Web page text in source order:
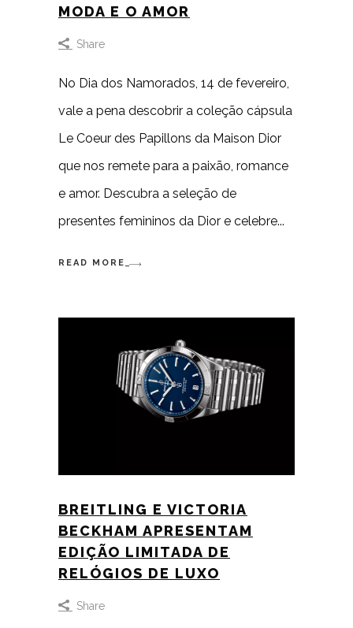
MODA E O AMOR
Share
No Dia dos Namorados, 14 de fevereiro,
vale a pena descobrir a coleção cápsula
Le Coeur des Papillons da Maison Dior
que nos remete para a paixão, romance
e amor. Descubra a seleção de
presentes femininos da Dior e celebre
READ MORE
BREITLING E VICTORIA
BECKHAM APRESENTAM
EDIÇÃO LIMITADA DE
RELÓGIOS DE LUXO
Share